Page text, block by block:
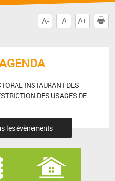
A- A A+
INSTAURANT DES
DES USAGES DE
les évènements